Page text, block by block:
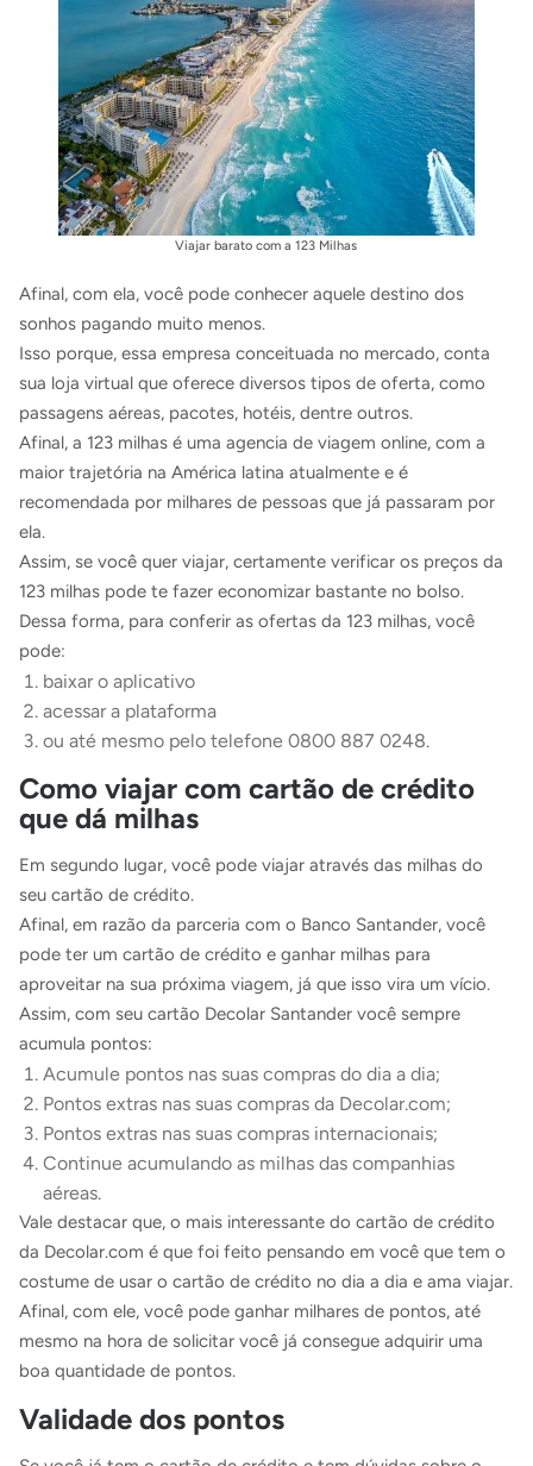
Viajar barato com a 123 Milhas
Afinal, com ela, você pode conhecer aquele destino dos
sonhos pagando muito menos.
Isso porque, essa empresa conceituada no mercado, conta
sua loja virtual que oferece diversos tipos de oferta, como
passagens aéreas, pacotes, hotéis, dentre outros.
Afinal, a 123 milhas é uma agencia de viagem online, com a
maior trajetória na América latina atualmente e é
recomendada por milhares de pessoas que já passaram por
ela.
Assim, se você quer viajar, certamente verificar os preços da
123 milhas pode te fazer economizar bastante no bolso.
Dessa forma, para conferir as ofertas da 123 milhas, você
pode:
baixar o aplicativo
acessar a plataforma
ou até mesmo pelo telefone 0800 887 0248.
Como viajar com cartão de crédito
que dá milhas
Em segundo lugar, você pode viajar através das milhas do
seu cartão de crédito.
Afinal, em razão da parceria com o Banco Santander, você
pode ter um cartão de crédito e ganhar milhas para
aproveitar na sua próxima viagem, já que isso vira um vício.
Assim, com seu cartão Decolar Santander você sempre
acumula pontos:
Acumule pontos nas suas compras do dia a dia;
Pontos extras nas suas compras da Decolar.com;
Pontos extras nas suas compras internacionais;
Continue acumulando as milhas das companhias
aéreas.
Vale destacar que, o mais interessante do cartão de crédito
da Decolar.com é que foi feito pensando em você que tem o
costume de usar o cartão de crédito no dia a dia e ama viajar.
Afinal, com ele, você pode ganhar milhares de pontos, até
mesmo na hora de solicitar você já consegue adquirir uma
boa quantidade de pontos.
Validade dos pontos